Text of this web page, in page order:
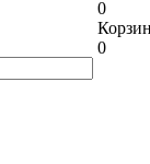
0
0